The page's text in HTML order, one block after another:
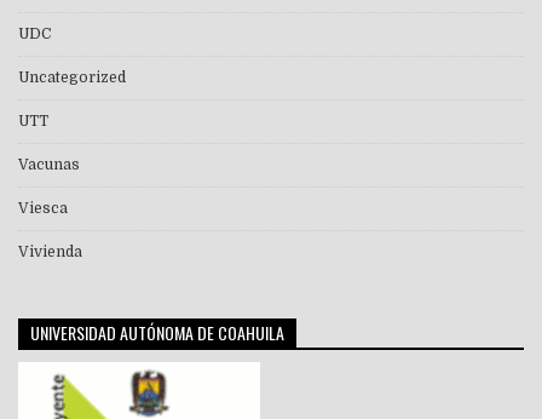
UDC
Uncategorized
UTT
Vacunas
Viesca
Vivienda
UNIVERSIDAD AUTÓNOMA DE COAHUILA